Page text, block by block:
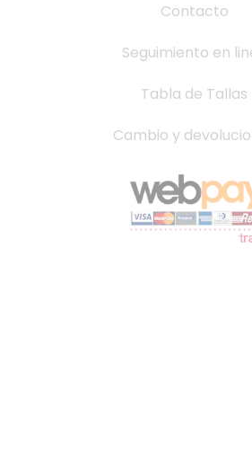
Contacto
Seguimiento en
Tabla de Tallas
Cambio y